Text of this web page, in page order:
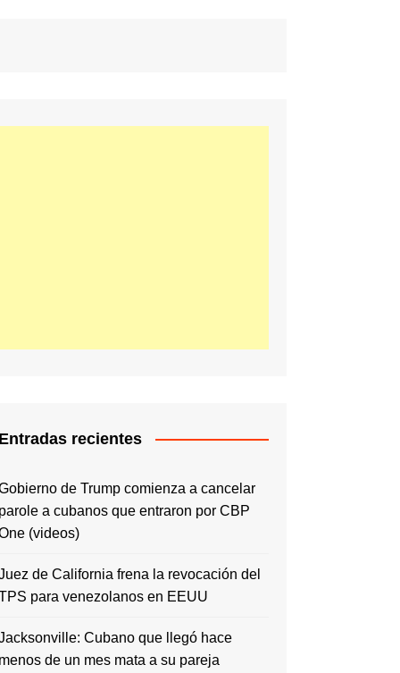
Entradas recientes
de Trump comienza a cancelar
parole a cubanos que entraron por CBP
(videos)
de California frena la revocación del
para venezolanos en EEUU
Cubano que llegó hace
menos de un mes mata a su pareja